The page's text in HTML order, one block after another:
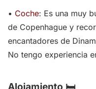
• Coche: Es una muy
de Copenhague y
encantadores de
No tengo experiencia